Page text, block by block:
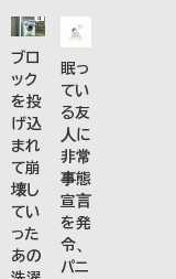
ブロ
ック
を投
げ込
まれ
て崩
壊し
てい
った
あの
眠っ
てい
る友
人に
非常
事態
宣言
を発
令、
パニ